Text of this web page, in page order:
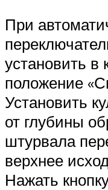
При
установить в
положение
Установить
от глубины
штурвала
верхнее
Нажать